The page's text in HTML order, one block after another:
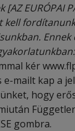
EURÓPAI
kell
kér
mailt kap a
hogy
gombra.